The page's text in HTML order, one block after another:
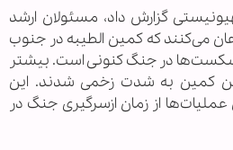
صهیونیستی گزارش داد، مسئولان ارشد
می‌کنند که کمین الطیبه در جنوب
شکست‌ها در جنگ کنونی است. بیشتر
کمین به شدت زخمی شدند. این
از زمان ازسرگیری جنگ در